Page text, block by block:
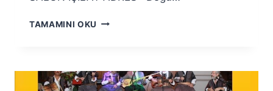
TAMAMINI OKU 17
KADINLAR
SIRA